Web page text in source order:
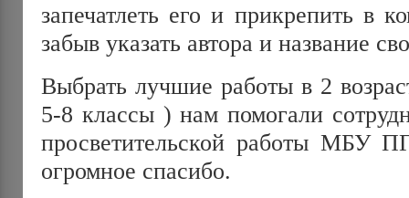
запечатлеть его и прикрепить в
забыв указать автора и название
Выбрать лучшие работы в 2
5-8 классы ) нам помогали
просветительской работы МБУ
огромное спасибо.